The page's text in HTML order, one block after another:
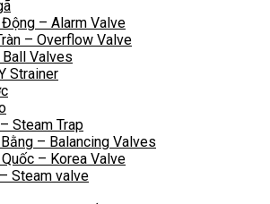
Động – Alarm Valve
– Overflow Valve
Valves
Strainer
Steam Trap
– Balancing Valves
– Korea Valve
Steam valve